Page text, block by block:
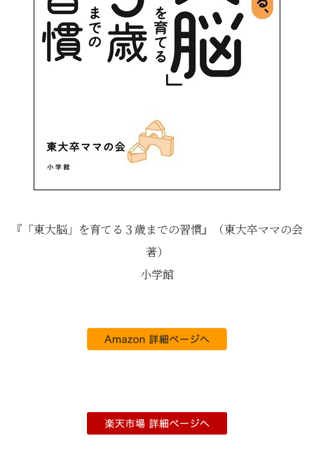
『「東大脳」を育てる３歳までの習慣』（東大卒ママの会
著）
小学館